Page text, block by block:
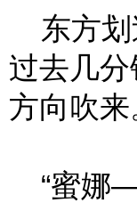
东方划
过去几
方向吹来
“蜜娜